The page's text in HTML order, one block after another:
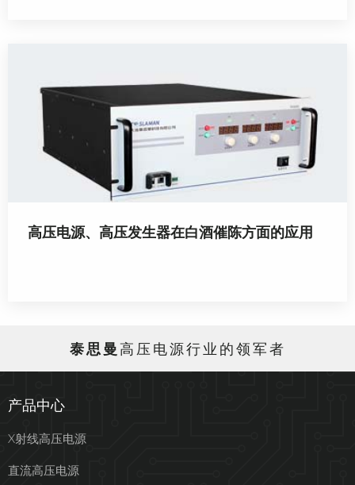
高压电源、高压发生器在白酒催陈方面的应用
泰思曼 高压电源行业的领军者
产品中心
X射线高压电源
直流高压电源